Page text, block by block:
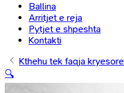
Ballina
Arritjet e reja
Pytjet e shpeshta
Kontakti
Kthehu tek faqja kryesore
🔍